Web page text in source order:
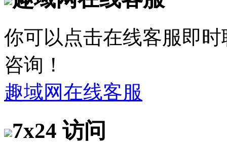
你可以点击在线客服即
咨询！
趣域网在线客服
7x24 访问